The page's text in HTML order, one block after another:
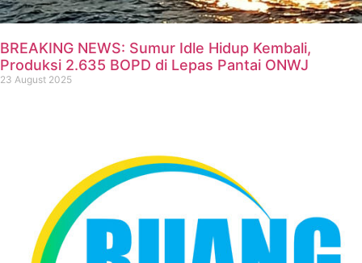
BREAKING NEWS: Sumur Idle Hidup Kembali,
Produksi 2.635 BOPD di Lepas Pantai ONWJ
23 August 2025